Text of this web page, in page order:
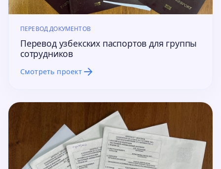
ПЕРЕВОД ДОКУМЕНТОВ
Перевод узбекских паспортов для группы
сотрудников
Смотреть проект